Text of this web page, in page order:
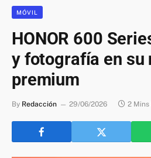
MÓVIL
HONOR 600
y fotografía en su
premium
By Redacción 29/06/2026 2 Mins